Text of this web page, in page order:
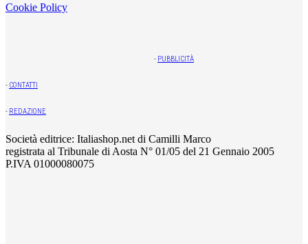
Cookie Policy
- PUBBLICITÀ
- CONTATTI
- REDAZIONE
Società editrice: Italiashop.net di Camilli Marco
registrata al Tribunale di Aosta N° 01/05 del 21 Gennaio 2005
P.IVA 01000080075